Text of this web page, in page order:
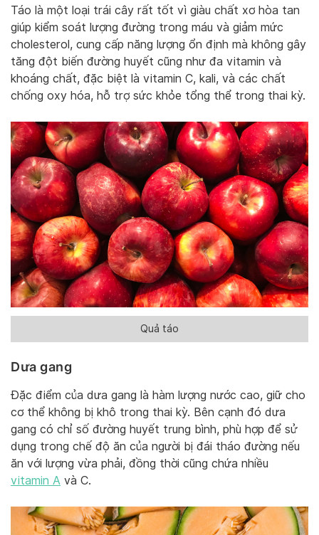
Táo là một loại trái cây rất tốt vì giàu chất xơ hòa tan
giúp kiểm soát lượng đường trong máu và giảm mức
cholesterol, cung cấp năng lượng ổn định mà không gây
tăng đột biến đường huyết cũng như đa vitamin và
khoáng chất, đặc biệt là vitamin C, kali, và các chất
chống oxy hóa, hỗ trợ sức khỏe tổng thể trong thai kỳ.
Quả táo
Dưa gang
Đặc điểm của dưa gang là hàm lượng nước cao, giữ cho
cơ thể không bị khô trong thai kỳ. Bên cạnh đó dưa
gang có chỉ số đường huyết trung bình, phù hợp để sử
dụng trong chế độ ăn của người bị đái tháo đường nếu
ăn với lượng vừa phải, đồng thời cũng chứa nhiều
vitamin A và C.